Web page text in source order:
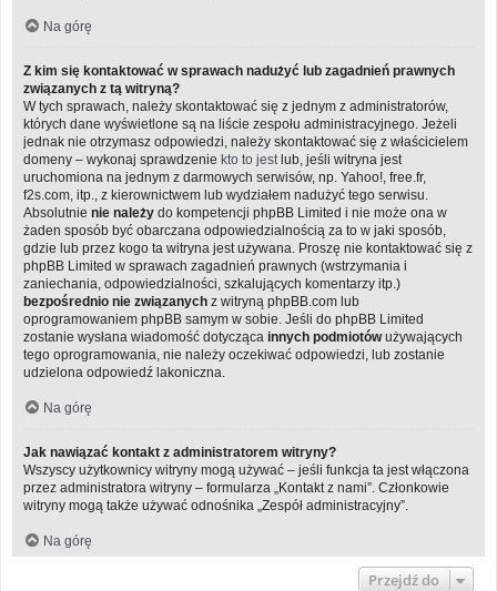
Na górę
Z kim się kontaktować w sprawach nadużyć lub zagadnień prawnych
związanych z tą witryną?
W tych sprawach, należy skontaktować się z jednym z administratorów,
których dane wyświetlone są na liście zespołu administracyjnego. Jeżeli
jednak nie otrzymasz odpowiedzi, należy skontaktować się z właścicielem
domeny – wykonaj sprawdzenie kto to jest lub, jeśli witryna jest
uruchomiona na jednym z darmowych serwisów, np. Yahoo!, free.fr,
f2s.com, itp., z kierownictwem lub wydziałem nadużyć tego serwisu.
Absolutnie nie należy do kompetencji phpBB Limited i nie może ona w
żaden sposób być obarczana odpowiedzialnością za to w jaki sposób,
gdzie lub przez kogo ta witryna jest używana. Proszę nie kontaktować się z
phpBB Limited w sprawach zagadnień prawnych (wstrzymania i
zaniechania, odpowiedzialności, szkalujących komentarzy itp.)
bezpośrednio nie związanych z witryną phpBB.com lub
oprogramowaniem phpBB samym w sobie. Jeśli do phpBB Limited
zostanie wysłana wiadomość dotycząca innych podmiotówużywających
tego oprogramowania, nie należy oczekiwać odpowiedzi, lub zostanie
udzielona odpowiedź lakoniczna.
Na górę
Jak nawiązać kontakt z administratorem witryny?
Wszyscy użytkownicy witryny mogą używać – jeśli funkcja ta jest włączona
przez administratora witryny – formularza „Kontakt z nami”. Członkowie
witryny mogą także używać odnośnika „Zespół administracyjny”.
Na górę
Przejdź do